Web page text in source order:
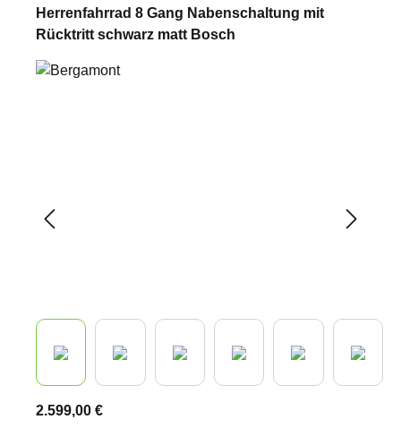
Herrenfahrrad 8 Gang Nabenschaltung mit
Rücktritt schwarz matt Bosch
2.599,00 €